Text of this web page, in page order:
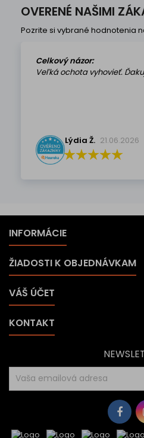
OVERENÉ NAŠIMI
Pozrite si vybrané hodnotenia
Celkový názor:
Veľká ochota vyhovieť.
Lýdia Ž. 21.06.2026
INFORMÁCIE
ŽIADOSTI K OBJEDNÁVKAM
VÁŠ ÚČET
KONTAKT